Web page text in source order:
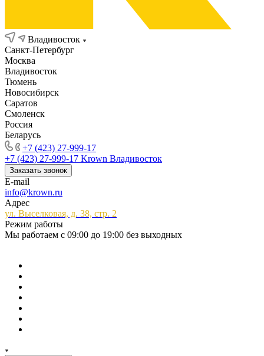
Владивосток
Санкт-Петербург
Москва
Владивосток
Тюмень
Новосибирск
Саратов
Смоленск
Россия
Беларусь
+7 (423) 27-999-17
+7 (423) 27-999-17 Krown Владивосток
Заказать звонок
E-mail
info@krown.ru
Адрес
ул. Выселковая, д. 38, стр. 2
Режим работы
Мы работаем с 09:00 до 19:00 без выходных